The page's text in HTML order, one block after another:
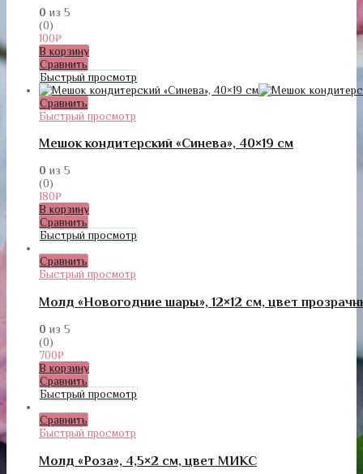
0 из 5
(0)
100₽
В корзину
Сравнить
Быстрый просмотр
Сравнить
Быстрый просмотр
Мешок кондитерский «Синева», 40×19 см
0 из 5
(0)
180₽
В корзину
Сравнить
Быстрый просмотр
Сравнить
Быстрый просмотр
Молд «Новогодние шары», 12×12 см, цвет
0 из 5
(0)
700₽
В корзину
Сравнить
Быстрый просмотр
Сравнить
Быстрый просмотр
Молд «Роза», 4,5×2 см, цвет МИКС